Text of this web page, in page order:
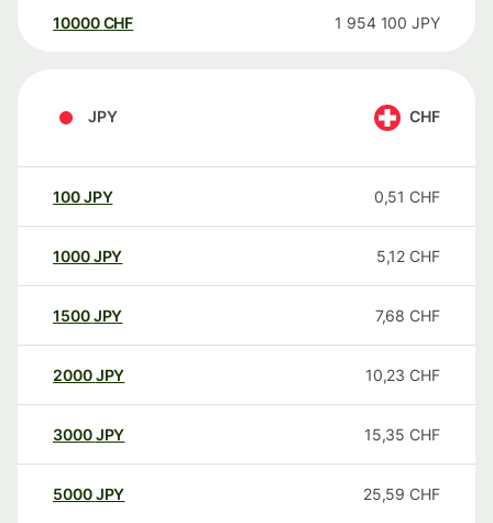
10000 CHF 1 954 100 JPY
JPY CHF
100JPY 0,51 CHF
1000JPY 5,12 CHF
1500JPY 7,68 CHF
2000JPY 10,23 CHF
3000JPY 15,35 CHF
5000JPY 25,59 CHF